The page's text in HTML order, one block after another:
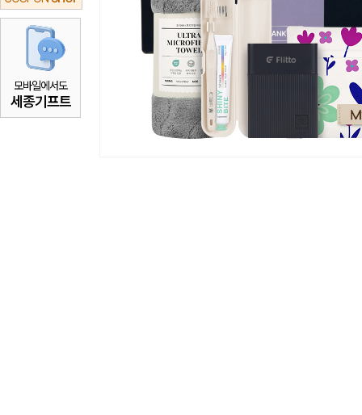
모바일에서도
세종기프트